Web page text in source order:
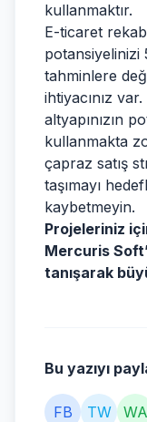
kullanmaktır.
E-ticaret
potansiyelinizi
tahminlere
ihtiyacınız
altyapınızın
kullanmakta
çapraz satış
taşımayı
kaybetmeyin.
Projeleriniz
Mercuris
tanışarak
Bu yazıyı
FB TW WA